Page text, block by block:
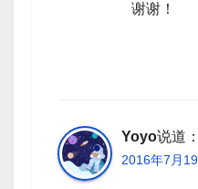
谢谢！
Yoyo说道：
2016年7月